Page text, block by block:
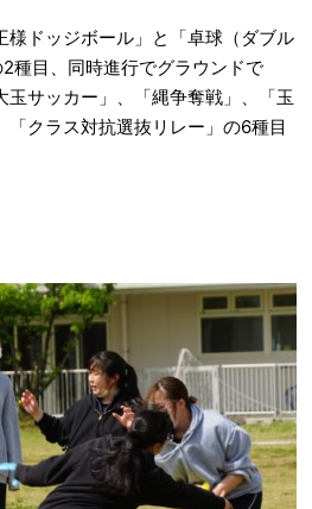
様ドッジボール」と「卓球（ダブル
種目、同時進行でグラウンドで
玉サッカー」、「縄争奪戦」、「玉
「クラス対抗選抜リレー」の6種目